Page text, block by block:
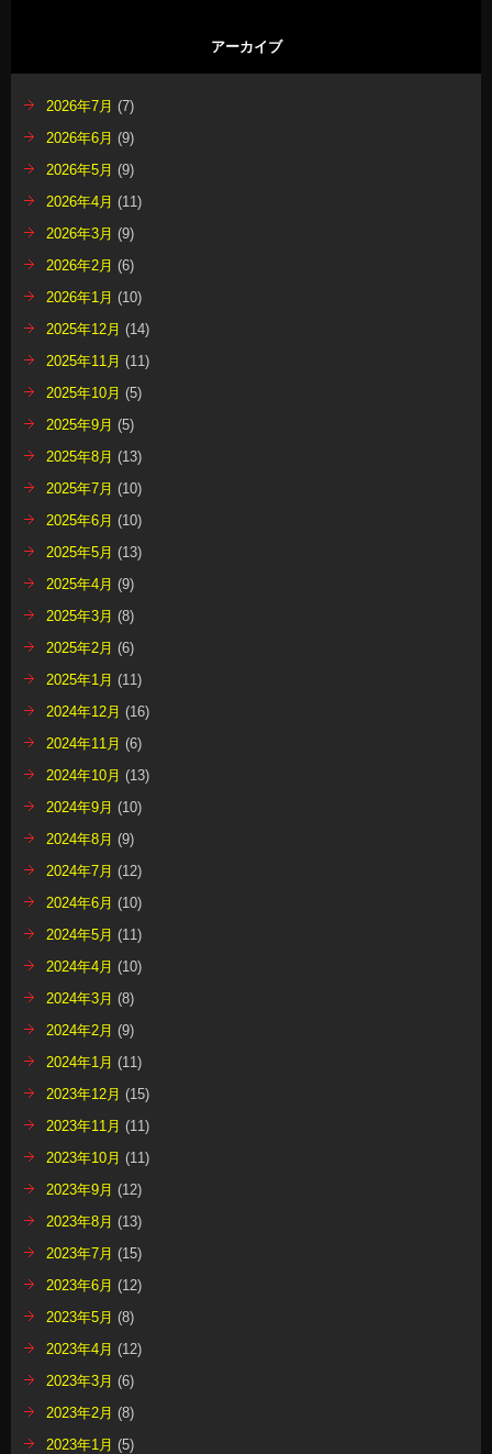
アーカイブ
2026年7月 (7)
2026年6月 (9)
2026年5月 (9)
2026年4月 (11)
2026年3月 (9)
2026年2月 (6)
2026年1月 (10)
2025年12月 (14)
2025年11月 (11)
2025年10月 (5)
2025年9月 (5)
2025年8月 (13)
2025年7月 (10)
2025年6月 (10)
2025年5月 (13)
2025年4月 (9)
2025年3月 (8)
2025年2月 (6)
2025年1月 (11)
2024年12月 (16)
2024年11月 (6)
2024年10月 (13)
2024年9月 (10)
2024年8月 (9)
2024年7月 (12)
2024年6月 (10)
2024年5月 (11)
2024年4月 (10)
2024年3月 (8)
2024年2月 (9)
2024年1月 (11)
2023年12月 (15)
2023年11月 (11)
2023年10月 (11)
2023年9月 (12)
2023年8月 (13)
2023年7月 (15)
2023年6月 (12)
2023年5月 (8)
2023年4月 (12)
2023年3月 (6)
2023年2月 (8)
2023年1月 (5)